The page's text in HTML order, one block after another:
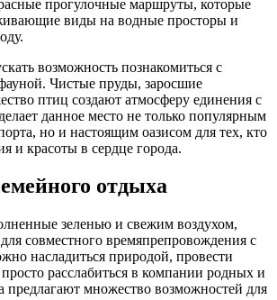
прогулочные маршруты, которые
виды на водные просторы и
возможность познакомиться с
Чистые пруды, заросшие
птиц создают атмосферу единения с
данное место не только популярным
но и настоящим оазисом для тех, кто
и красоты в сердце города.
отдыха
зеленью и свежим воздухом,
совместного времяпрепровождения с
насладиться природой, провести
расслабиться в компании родных и
предлагают множество возможностей для